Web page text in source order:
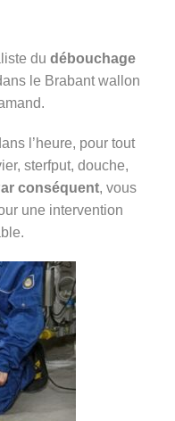
du débouchage
le Brabant wallon
l’heure, pour tout
sterfput, douche,
conséquent, vous
une intervention